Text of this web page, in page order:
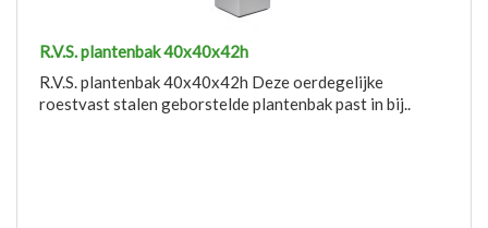
R.V.S. plantenbak 40x40x42h
R.V.S. plantenbak 40x40x42h Deze oerdegelijke
roestvast stalen geborstelde plantenbak past in bij..